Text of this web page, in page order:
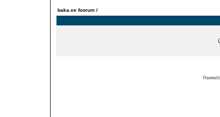
baka.ee foorum /
Powered